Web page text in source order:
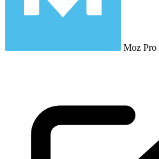
Moz Pro